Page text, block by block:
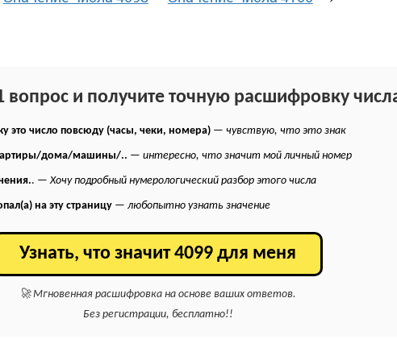
вопрос и получите точную расшифровку
это число повсюду (часы, чеки, номера) —чувствую, что это знак
дома/машины/.. —интересно, что значит мой личный номер
. —Хочу подробный нумерологический разбор этого числа
на эту страницу —любопытно узнать значение
Узнать, что значит 4099 для меня
🚀 Мгновенная расшифровка на основе ваших ответов.
Без регистрации, бесплатно!!